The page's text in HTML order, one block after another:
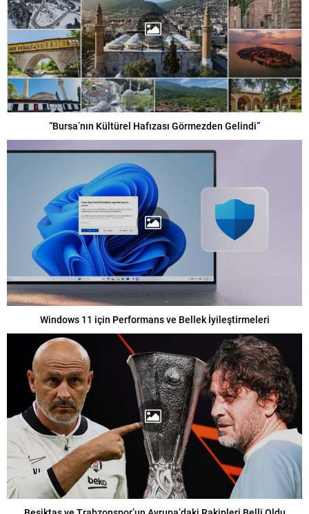
“Bursa’nın Kültürel Hafızası Görmezden Gelindi”
Windows 11 için Performans ve Bellek İyileştirmeleri